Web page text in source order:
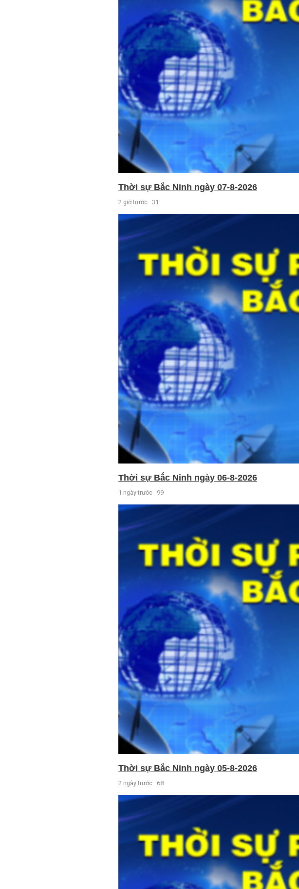
Thời sự Bắc Ninh ngày 07-8-2026
2 giờ trước 31
Thời sự Bắc Ninh ngày 06-8-2026
1 ngày trước 99
Thời sự Bắc Ninh ngày 05-8-2026
2 ngày trước 68